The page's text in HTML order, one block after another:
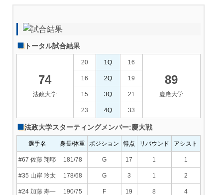
トータル試合結果
74
法政大学
20 1Q 16
89
慶應大学
16 2Q 19
15 3Q 21
23 4Q 33
法政大学スターティングメンバー:慶大戦
選手名 身長/体重 ポジション 得点 リバウンド アシスト
#67 佐藤 翔耶 181/78 G 17 1 1
#35 山岸 玲太 178/68 G 3 1 2
#24 加藤 寿一 190/75 F 19 8 4